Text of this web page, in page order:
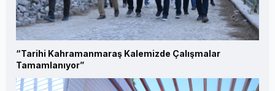
“Tarihi Kahramanmaraş Kalemizde Çalışmalar
Tamamlanıyor”